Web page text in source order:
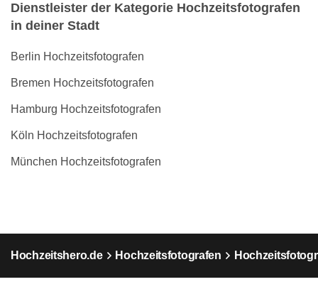
Dienstleister der Kategorie Hochzeitsfotografen
in deiner Stadt
Berlin Hochzeitsfotografen
Bremen Hochzeitsfotografen
Hamburg Hochzeitsfotografen
Köln Hochzeitsfotografen
München Hochzeitsfotografen
Hochzeitshero.de Hochzeitsfotografen